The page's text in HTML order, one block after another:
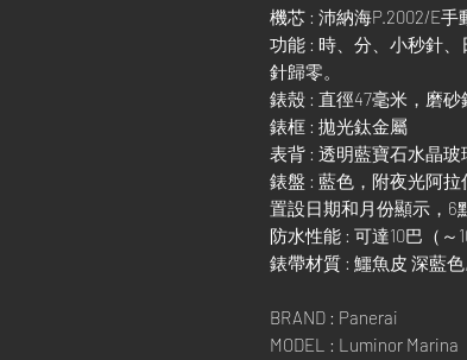
機芯 : 沛納海P.2002/E手
功能 : 時、分、小秒針
針歸零。
錶殼 : 直徑47毫米，磨砂
錶框 : 拋光鈦金屬
表背 : 透明藍寶石水晶玻
錶盤 : 藍色，附夜光阿
置設日期和月份顯示，6
防水性能 : 可達10巴（～
錶帶材質 : 鱷魚皮 深藍
BRAND : Panerai
MODEL : Luminor Marina